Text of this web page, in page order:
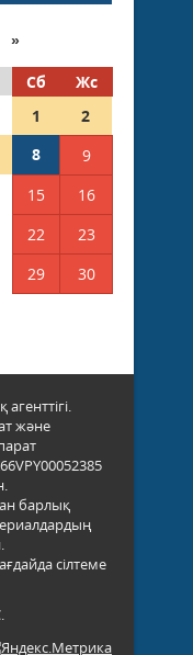
»
Сб
Жс
1
2
8
9
15
16
22
23
29
30
және
барлық
сілтеме